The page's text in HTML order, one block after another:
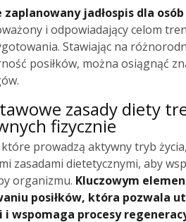
zaplanowany jadłospis dla
i odpowiadający celom
Stawiając na
posiłków, można osiągnąć
zasady diety
fizycznie
prowadzą aktywny tryb
zasadami dietetycznymi, aby
organizmu. Kluczowym
posiłków, która pozwala
i wspomaga procesy